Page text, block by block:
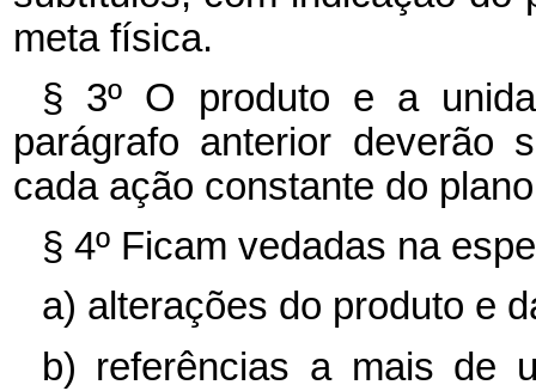
meta física.
§ 3º O produto e a
parágrafo anterior deverão
cada ação constante do
§ 4º Ficam vedadas na
a) alterações do produto e
b) referências a mais de